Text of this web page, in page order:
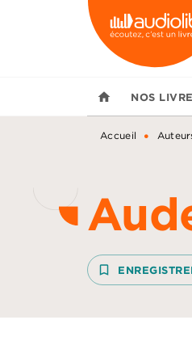
MENU
home NOS
Accueil •
bookmark_border